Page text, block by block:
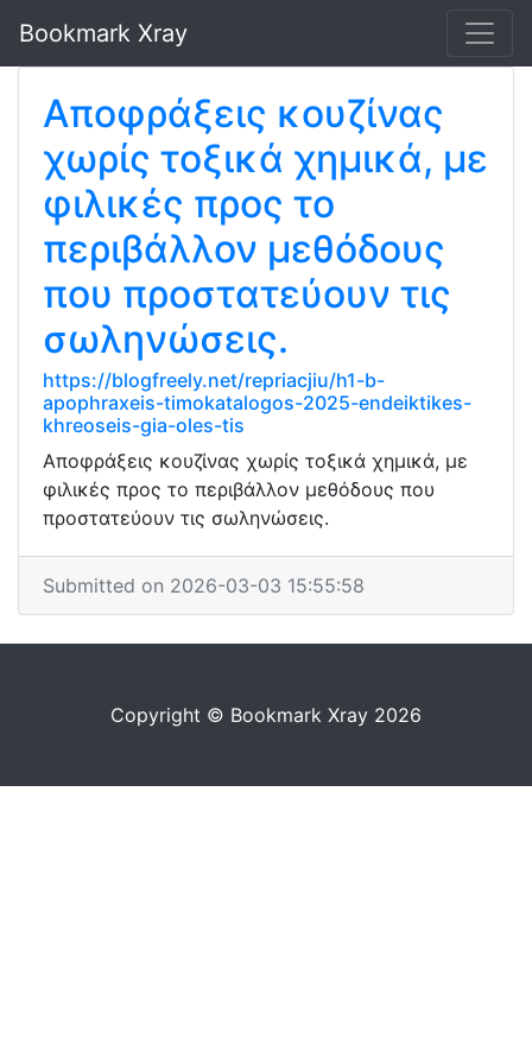
Bookmark Xray
Αποφράξεις κουζίνας
χωρίς τοξικά χημικά, με
φιλικές προς το
περιβάλλον μεθόδους
που προστατεύουν τις
σωληνώσεις.
https://blogfreely.net/repriacjiu/h1-b-
apophraxeis-timokatalogos-2025-endeiktikes-
khreoseis-gia-oles-tis
Αποφράξεις κουζίνας χωρίς τοξικά χημικά, με
φιλικές προς το περιβάλλον μεθόδους που
προστατεύουν τις σωληνώσεις.
Submitted on 2026-03-03 15:55:58
Copyright © Bookmark Xray 2026